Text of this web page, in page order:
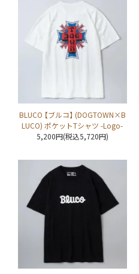
BLUCO 【ブルコ】 (DOGTOWN×B
LUCO) ポケットTシャツ -Logo-
5,200円(税込5,720円)